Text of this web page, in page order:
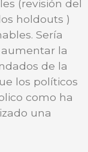
(revisión del
holdouts )
Sería
la
de la
los políticos
como ha
una